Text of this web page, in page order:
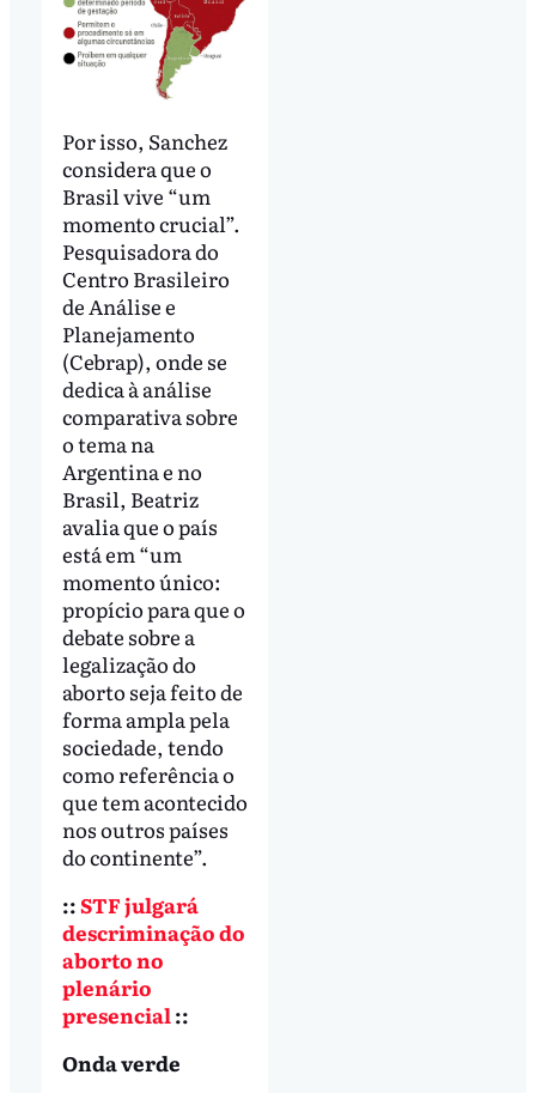
Por isso, Sanchez
considera que o
Brasil vive “um
momento crucial”.
Pesquisadora do
Centro Brasileiro
de Análise e
Planejamento
(Cebrap), onde se
dedica à análise
comparativa sobre
o tema na
Argentina e no
Brasil, Beatriz
avalia que o país
está em “um
momento único:
propício para que o
debate sobre a
legalização do
aborto seja feito de
forma ampla pela
sociedade, tendo
como referência o
que tem acontecido
nos outros países
do continente”.
::STF julgará
descriminação do
aborto no
plenário
presencial::
Onda verde